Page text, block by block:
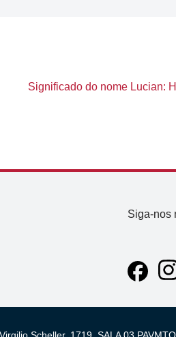
Significado do nome Lucian:
Siga-nos